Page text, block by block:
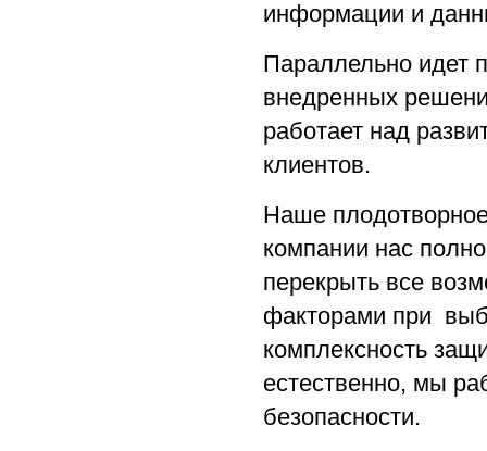
информации и
Параллельно идет
внедренных
работает над
клиентов.
Наше
компании нас
перекрыть все
факторами при
комплексность
естественно, мы
безопасности.